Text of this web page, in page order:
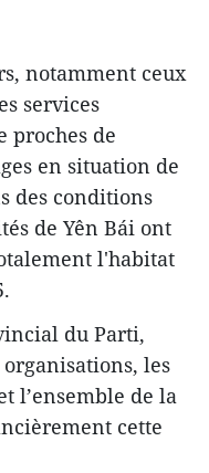
notamment ceux
services
proches de
en situation de
des conditions
de Yên Bái ont
l'habitat
du Parti,
les
l’ensemble de la
cette